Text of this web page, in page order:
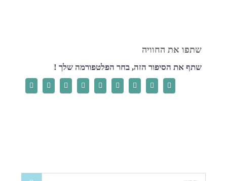
שתף את הסיפור הזה, בחר הפלטפורמה שלך !